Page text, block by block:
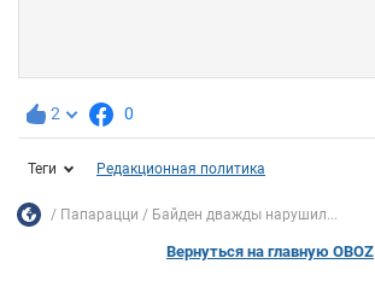
2 0
Теги Редакционная политика
Папарацци Байден дважды нарушил...
Вернуться на главную OBOZ